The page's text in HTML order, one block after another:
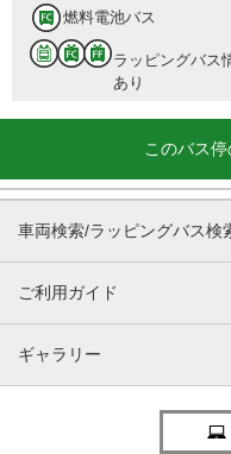
燃料電池バス
ラッピングバス
あり
このバス
車両検索/ラッピングバス検
ご利用ガイド
ギャラリー